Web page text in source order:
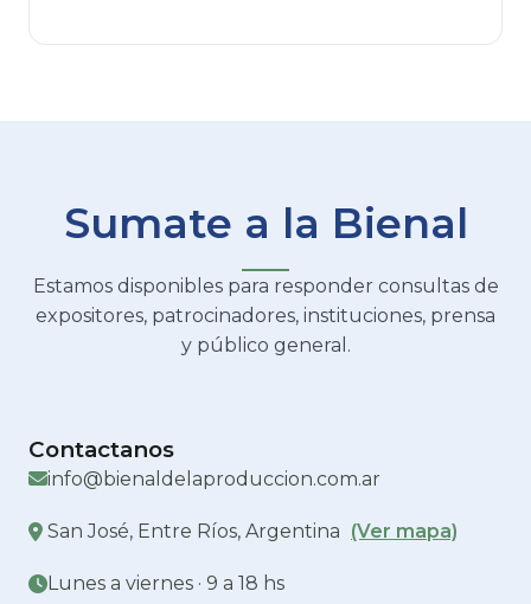
Sumate a la Bienal
Estamos disponibles para responder consultas de
expositores, patrocinadores, instituciones, prensa
y público general.
Contactanos
info@bienaldelaproduccion.com.ar
San José, Entre Ríos, Argentina (Ver mapa)
Lunes a viernes · 9 a 18 hs